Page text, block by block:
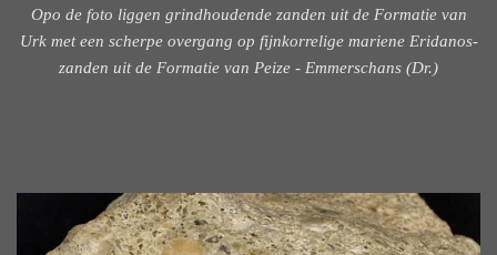
Opo de foto liggen grindhoudende zanden uit de Formatie van
Urk met een scherpe overgang op fijnkorrelige mariene Eridanos-
zanden uit de Formatie van Peize - Emmerschans (Dr.)